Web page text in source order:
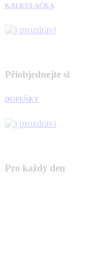
KALKULAČKA
Přiobjednejte si
DOPLŇKY
Pro každý den